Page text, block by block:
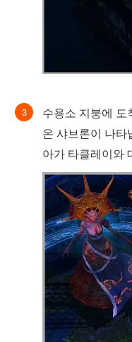
수용소 지붕에
온 샤브론이 나타
아가 타클레이와